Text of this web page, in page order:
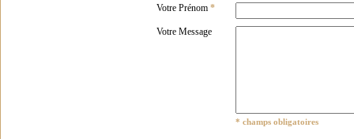
Votre Prénom *
Votre Message
* champs obligatoires